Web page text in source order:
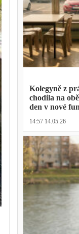
Kolegyně z
chodila na
den v nové
Přestávka
14:57 14.05.26